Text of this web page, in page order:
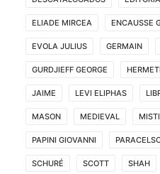
ELIADE MIRCEA ENCAUSSE
EVOLA JULIUS GERMAIN
GURDJIEFF GEORGE
JAIME LEVI ELIPHAS
MASON MEDIEVAL
PAPINI GIOVANNI
SCHURÉ SCOTT SHAH